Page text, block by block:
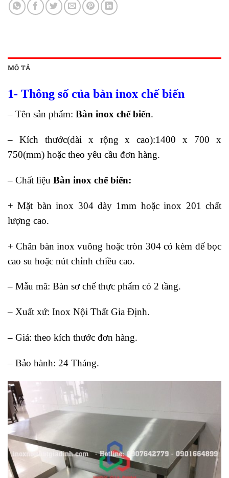
MÔ TẢ
1- Thông số của bàn inox chế biến
– Tên sản phẩm: Bàn inox chế biến.
– Kích thước(dài x rộng x cao):1400 x 700 x
750(mm) hoặc theo yêu cầu đơn hàng.
– Chất liệu Bàn inox chế biến:
+ Mặt bàn inox 304 dày 1mm hoặc inox 201 chất
lượng cao.
+ Chân bàn inox vuông hoặc tròn 304 có kèm đế bọc
cao su hoặc nút chỉnh chiều cao.
– Mẫu mã: Bàn sơ chế thực phẩm có 2 tầng.
– Xuất xứ: Inox Nội Thất Gia Định.
– Giá: theo kích thước đơn hàng.
– Bảo hành: 24 Tháng.